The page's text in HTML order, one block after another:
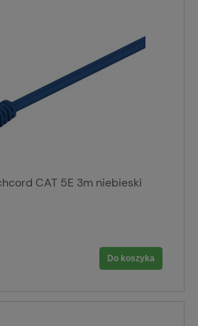
CAT 5E 3m niebieski
Do koszyka